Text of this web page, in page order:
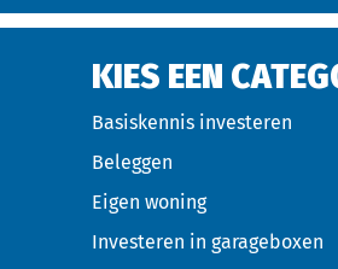
KIES EEN
Basiskennis investeren
Beleggen
Eigen woning
Investeren in garageboxen